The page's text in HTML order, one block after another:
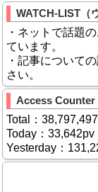
WATCH-LIST（
・ネットで話題
ています。
・記事について
さい。
Access Counter
Total：
Today：33,642pv
Yesterday：